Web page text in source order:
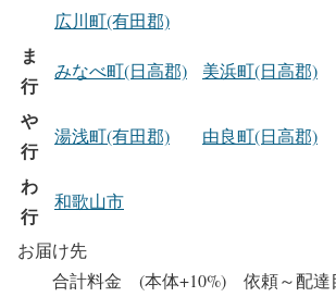
広川町(有田郡)
ま
行
みなべ町(日高郡) 美浜町(日高郡)
や
行
湯浅町(有田郡) 由良町(日高郡)
わ
行
和歌山市
お届け先
合計料金 (本体+10%) 依頼～配達